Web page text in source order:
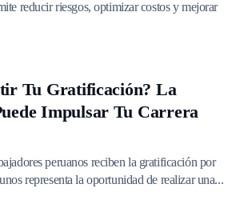
reducir riesgos, optimizar costos y mejorar
Tu Gratificación? La
Impulsar Tu Carrera
peruanos reciben la gratificación por
representa la oportunidad de realizar una...